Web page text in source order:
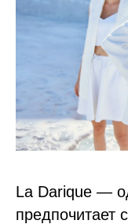
La Darique —
предпочитает